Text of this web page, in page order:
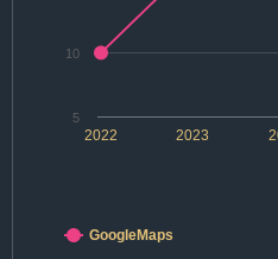
2022 2023
5
10
GoogleMaps